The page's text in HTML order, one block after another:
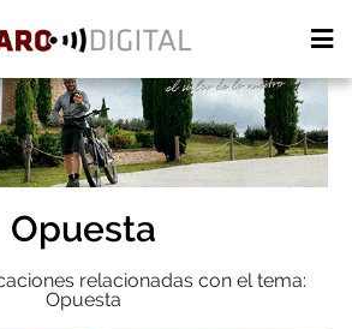
Opuesta
relacionadas con el tema:
Opuesta